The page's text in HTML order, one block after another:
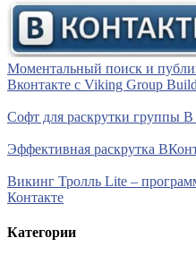
Моментальный поиск и
Вконтакте с Viking Group
Софт для раскрутки группы
Эффективная раскрутка
Викинг Тролль Lite –
Контакте
Категории